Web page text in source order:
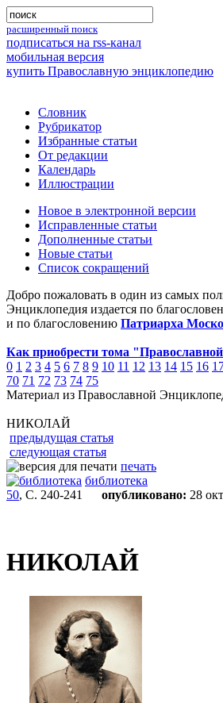
расширенный поиск
подписаться на rss-канал
мобильная версия
купить Православную энциклопедию
Словник
Рубрикатор
Избранные статьи
От редакции
Календарь
Иллюстрации
Новое в электронной версии
Исправленные статьи
Дополненные статьи
Новые статьи
Список сокращений
Добро пожаловать в один из самых
Энциклопедия издается по
и по благословению Патриарха
Как приобрести тома
0 1 2 3 4 5 6 7 8 9 10 11 12 13 14 15 16
70 71 72 73 74 75
Материал из Православной
НИКОЛАЙ
предыдущая статья
следующая статья
печать
библиотека
50, С. 240-241 опубликовано: 28
НИКОЛАЙ